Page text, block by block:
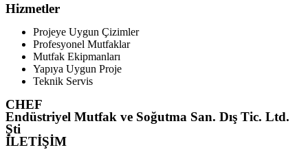
Hizmetler
Projeye Uygun Çizimler
Profesyonel Mutfaklar
Mutfak Ekipmanları
Yapıya Uygun Proje
Teknik Servis
CHEF
Endüstriyel Mutfak ve Soğutma San. Dış Tic. Ltd.
Şti
İLETİŞİM